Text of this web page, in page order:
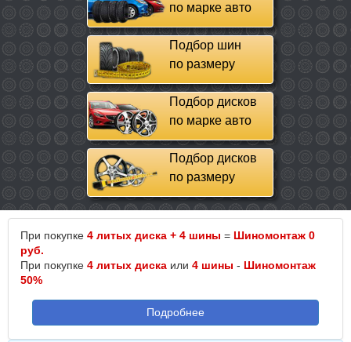
по марке авто
Подбор шин
по размеру
Подбор дисков
по марке авто
Подбор дисков
по размеру
При покупке 4 литых диска + 4 шины = Шиномонтаж 0
руб.
При покупке 4 литых диска или 4 шины - Шиномонтаж
50%
Подробнее